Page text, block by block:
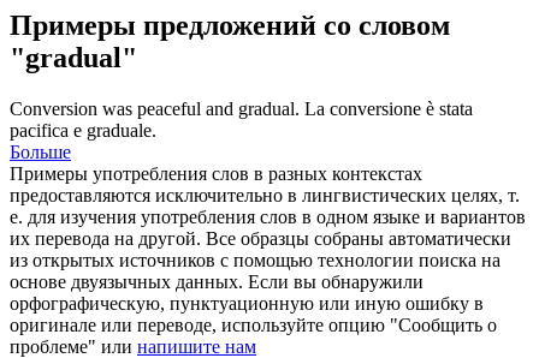
Примеры предложений со словом
"gradual"
Conversion was peaceful and gradual. La conversione è stata
pacifica e graduale.
Больше
Примеры употребления слов в разных контекстах
предоставляются исключительно в лингвистических целях, т.
е. для изучения употребления слов в одном языке и вариантов
их перевода на другой. Все образцы собраны автоматически
из открытых источников с помощью технологии поиска на
основе двуязычных данных. Если вы обнаружили
орфографическую, пунктуационную или иную ошибку в
оригинале или переводе, используйте опцию "Сообщить о
проблеме" или напишите нам